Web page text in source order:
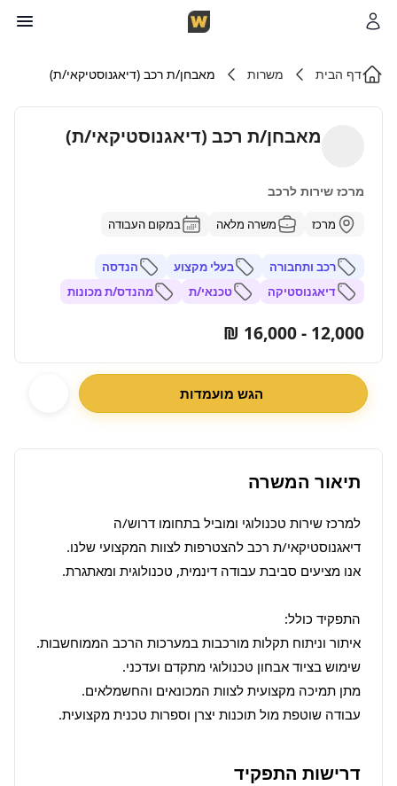
דף הבית משרות מאבחן/ת רכב (דיאגנוסטיקאי/ת)
מאבחן/ת רכב (דיאגנוסטיקאי/ת)
מרכז שירות לרכב
מרכז משרה מלאה במקום העבודה
רכב ותחבורה בעלי מקצוע
הנדסה
דיאגנוסטיקה
טכנאי/ת מהנדס/ת מכונות
12,000 - 16,000 ₪
הגש מועמדות
תיאור המשרה
עבודה שוטפת מול תוכנות יצרן וספרות טכנית מקצועית.
דרישות התפקיד